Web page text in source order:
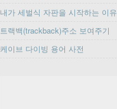
내가 세벌식 자판을 시작하는 이유
트랙백(trackback)주소 보여주기
케이브 다이빙 용어 사전